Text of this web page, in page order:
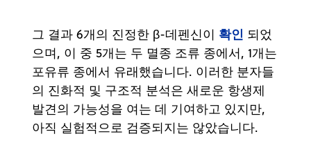
그 결과 6개의 진정한 β-데펜신이 확인 되었
으며, 이 중 5개는 두 멸종 조류 종에서, 1개는
포유류 종에서 유래했습니다. 이러한 분자들
의 진화적 및 구조적 분석은 새로운 항생제
발견의 가능성을 여는 데 기여하고 있지만,
아직 실험적으로 검증되지는 않았습니다.